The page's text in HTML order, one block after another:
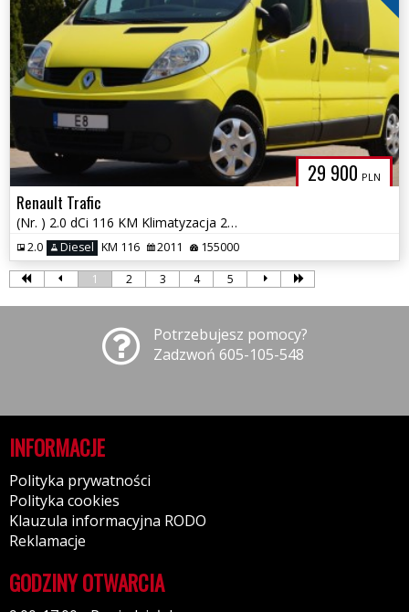
29 900 PLN
Renault Trafic
(Nr. ) 2.0 dCi 116 KM Klimatyzacja 2xdrzwi przesuwne Gwarancja!!!
2.0 Diesel KM 116 2011 155000
1 2 3 4 5
Potrzebujesz pomocy?
Zadzwoń 605-105-548
INFORMACJE
Polityka prywatności
Polityka cookies
Klauzula informacyjna RODO
Reklamacje
GODZINY OTWARCIA